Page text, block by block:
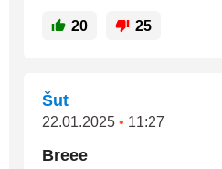
20 25
Šut
22.01.2025 • 11:27
Breee